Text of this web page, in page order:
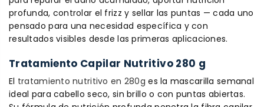
profunda, controlar el frizz y sellar las puntas — cada uno
pensado para una necesidad específica y con
resultados visibles desde las primeras aplicaciones.
Tratamiento Capilar Nutritivo 280 g
El tratamiento nutritivo en 280g es la mascarilla semanal
ideal para cabello seco, sin brillo o con puntas abiertas.